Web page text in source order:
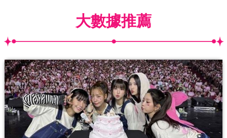
大數據推薦